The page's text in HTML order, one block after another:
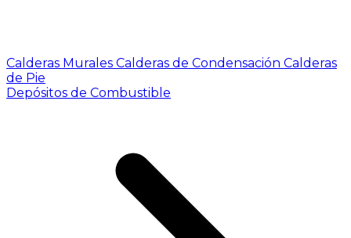
Calderas Murales Calderas de Condensación Calderas
de Pie
Depósitos de Combustible